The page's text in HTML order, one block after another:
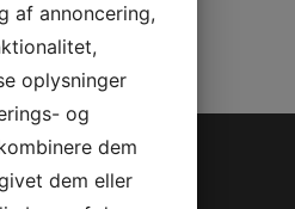
af annoncering,
oplysninger
og
dem
dem eller